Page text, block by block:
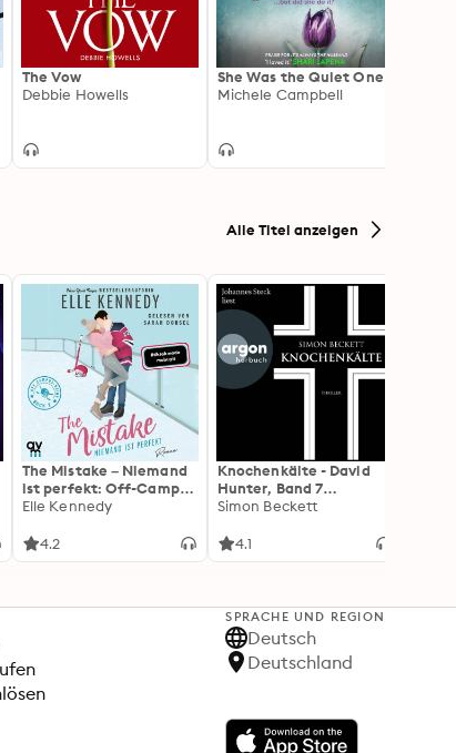
The Vow
Debbie Howells
She Was the Quiet One
Michele Campbell
Alle Titel anzeigen
The Mistake – Niemand
ist perfekt: Off-Campus
2 | Roman
Elle Kennedy
4.2
Knochenkälte - David
Hunter, Band 7
(Ungekürzte Lesung)
Simon Beckett
4.1
SPRACHE UND REGION
Deutsch
Deutschland